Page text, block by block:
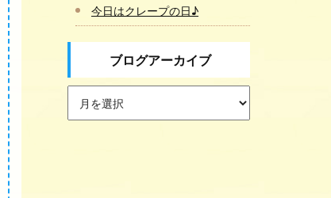
今日はクレープの日♪
ブログアーカイブ